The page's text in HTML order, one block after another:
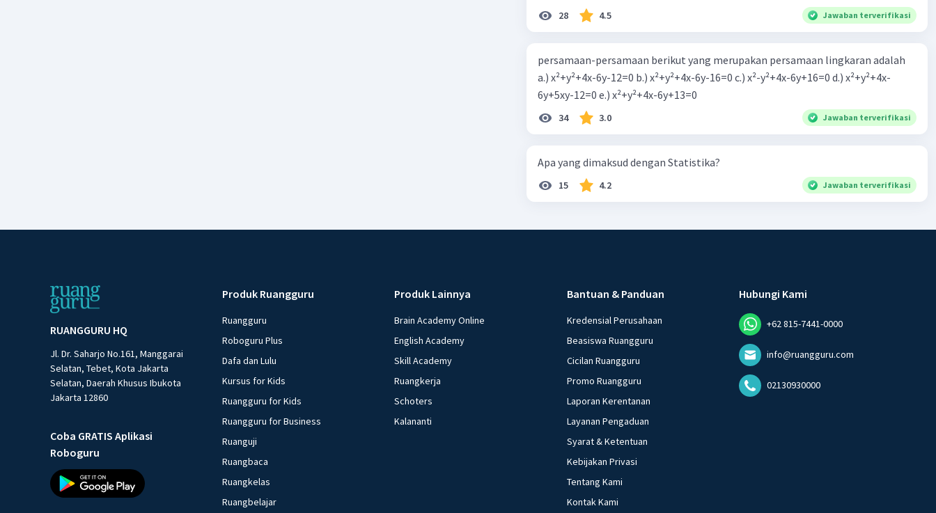
28 4.5 Jawaban terverifikasi
persamaan-persamaan berikut yang merupakan persamaan lingkaran adalah
a.) x²+y²+4x-6y-12=0 b.) x²+y²+4x-6y-16=0 c.) x²-y²+4x-6y+16=0 d.) x²+y²+4x-
6y+5xy-12=0 e.) x²+y²+4x-6y+13=0
34 3.0 Jawaban terverifikasi
Apa yang dimaksud dengan Statistika?
15 4.2 Jawaban terverifikasi
RUANGGURU HQ
Jl. Dr. Saharjo No.161, Manggarai
Selatan, Tebet, Kota Jakarta
Selatan, Daerah Khusus Ibukota
Jakarta 12860
Coba GRATIS Aplikasi
Roboguru
Produk Ruangguru
Ruangguru
Roboguru Plus
Dafa dan Lulu
Kursus for Kids
Ruangguru for Kids
Ruangguru for Business
Ruanguji
Ruangbaca
Ruangkelas
Ruangbelajar
Produk Lainnya
Brain Academy Online
English Academy
Skill Academy
Ruangkerja
Schoters
Kalananti
Bantuan & Panduan
Kredensial Perusahaan
Beasiswa Ruangguru
Cicilan Ruangguru
Promo Ruangguru
Laporan Kerentanan
Layanan Pengaduan
Syarat & Ketentuan
Kebijakan Privasi
Tentang Kami
Kontak Kami
Hubungi Kami
+62 815-7441-0000
info@ruangguru.com
02130930000